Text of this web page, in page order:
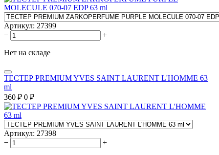
Артикул: 27399
−
+
Нет на складе
ТЕСТЕР PREMIUM YVES SAINT LAURENT L'HOMME 63
ml
360 ₽ 0 ₽
Артикул: 27398
−
+